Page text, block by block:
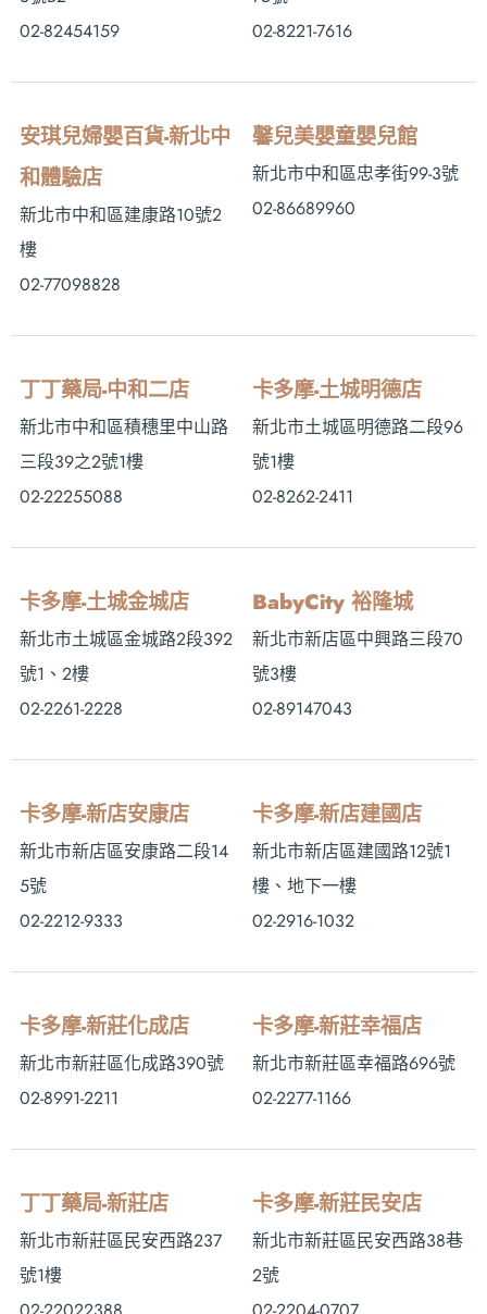
02-82454159
02-8221-7616
安琪兒婦嬰百貨-新北中
和體驗店
新北市中和區建康路10號2
樓
02-77098828
馨兒美嬰童嬰兒館
新北市中和區忠孝街99-3號
02-86689960
丁丁藥局-中和二店
新北市中和區積穗里中山路
三段39之2號1樓
02-22255088
卡多摩-土城明德店
新北市土城區明德路二段96
號1樓
02-8262-2411
卡多摩-土城金城店
新北市土城區金城路2段392
號1、2樓
02-2261-2228
BabyCity 裕隆城
新北市新店區中興路三段70
號3樓
02-89147043
卡多摩-新店安康店
新北市新店區安康路二段14
5號
02-2212-9333
卡多摩-新店建國店
新北市新店區建國路12號1
樓、地下一樓
02-2916-1032
卡多摩-新莊化成店
新北市新莊區化成路390號
02-8991-2211
卡多摩-新莊幸福店
新北市新莊區幸福路696號
02-2277-1166
丁丁藥局-新莊店
新北市新莊區民安西路237
號1樓
卡多摩-新莊民安店
新北市新莊區民安西路38巷
2號